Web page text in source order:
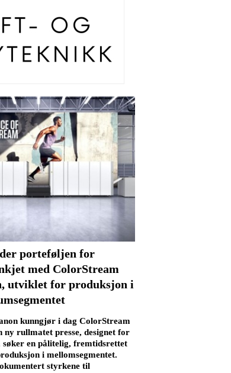
porteføljen for
med ColorStream
utviklet for produksjon i
kunngjør i dag ColorStream
ny rullmatet presse, designet for
en pålitelig, fremtidsrettet
i mellomsegmentet.
styrkene til